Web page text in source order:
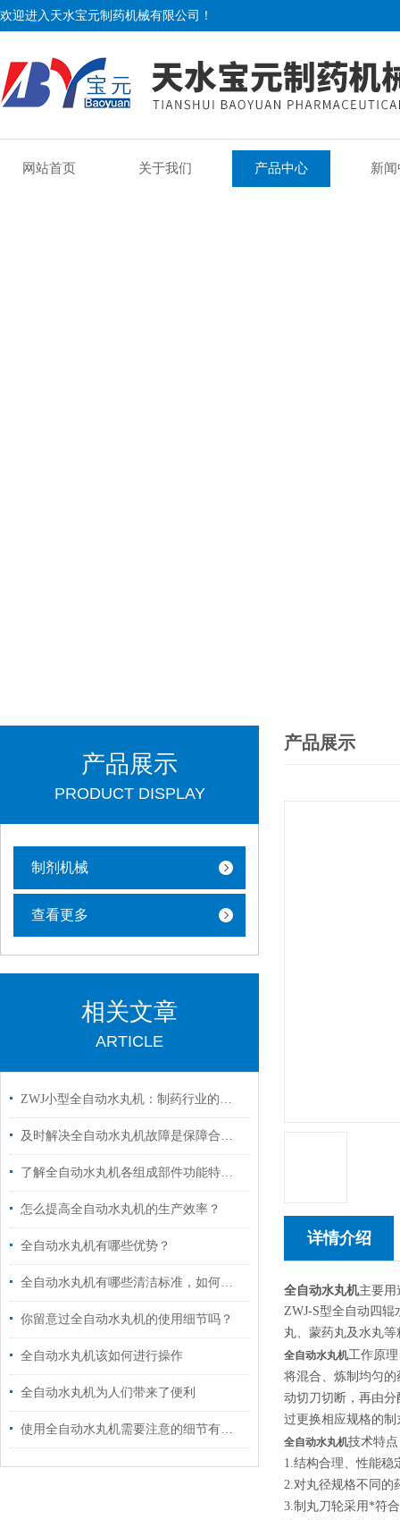
欢迎进入天水宝元制药机械有限公司！
网站首页 关于我们 产品中心 新
产品展示
PRODUCT DISPLAY
制剂机械
查看更多
相关文章
ARTICLE
ZWJ小型全自动水丸机：制药行业的实用助力
及时解决全自动水丸机故障是保障合规生产的关键
了解全自动水丸机各组成部件功能特点才能更好的使用它
怎么提高全自动水丸机的生产效率？
全自动水丸机有哪些优势？
全自动水丸机有哪些清洁标准，如何进行清洁？
你留意过全自动水丸机的使用细节吗？
全自动水丸机该如何进行操作
全自动水丸机为人们带来了便利
使用全自动水丸机需要注意的细节有哪些
产品展示
详情介绍
全自动水丸机主要用
ZWJ-S型全自动四辊
丸、蒙药丸及水丸
全自动水丸机工作原理
将混合、炼制均匀
动切刀切断，再由
过更换相应规格的
全自动水丸机技术特点
1.结构合理、性能稳
2.对丸径规格不同的
3.制丸刀轮采用*符合